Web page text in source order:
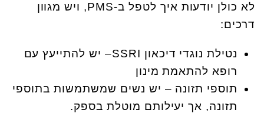
לא כולן יודעות איך לטפל ב-PMS, ויש מגוון
דרכים:
נטילת נוגדי דיכאון SSRI– יש להתייעץ עם
רופא להתאמת מינון
תוספי תזונה – יש נשים שמשתמשות בתוספי
תזונה, אך יעילותם מוטלת בספק.